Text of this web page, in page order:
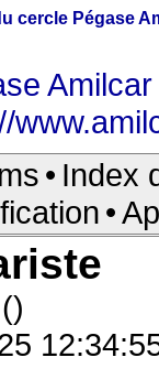
cercle Pégase
Amilcar
• Index
•
()